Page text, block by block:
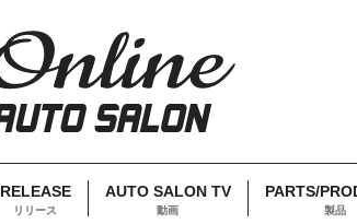
RELEASE
リリース
AUTO SALON TV
動画
PARTS/
製品